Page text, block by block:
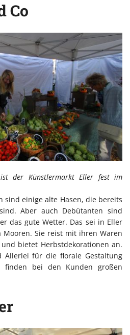
Co
der Künstlermarkt Eller fest im
sind einige alte Hasen, die bereits
Aber auch Debütanten sind
das gute Wetter. Das sei in Eller
Sie reist mit ihren Waren
bietet Herbstdekorationen an.
Allerlei für die florale Gestaltung
finden bei den Kunden großen